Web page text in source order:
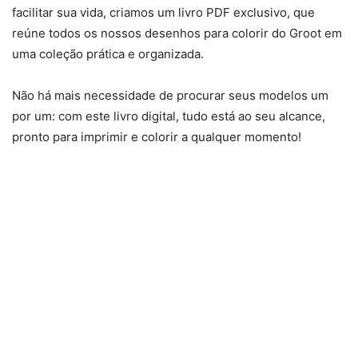
facilitar sua vida, criamos um livro PDF exclusivo, que
reúne todos os nossos desenhos para colorir do Groot em
uma coleção prática e organizada.
Não há mais necessidade de procurar seus modelos um
por um: com este livro digital, tudo está ao seu alcance,
pronto para imprimir e colorir a qualquer momento!